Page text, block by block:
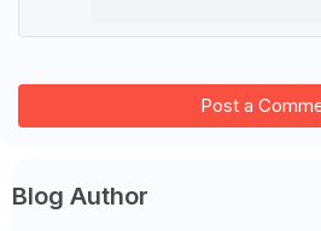
Post a
Blog Author